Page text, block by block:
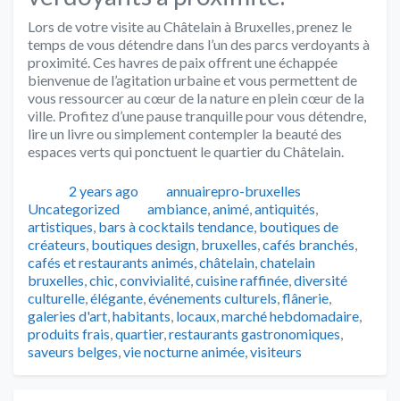
Lors de votre visite au Châtelain à Bruxelles, prenez le
temps de vous détendre dans l’un des parcs verdoyants à
proximité. Ces havres de paix offrent une échappée
bienvenue de l’agitation urbaine et vous permettent de
vous ressourcer au cœur de la nature en plein cœur de la
ville. Profitez d’une pause tranquille pour vous détendre,
lire un livre ou simplement contempler la beauté des
espaces verts qui ponctuent le quartier du Châtelain.
Publié2 years ago Auteur
annuairepro-bruxelles
Uncategorized
Tags
ambiance,animé,antiquités,
artistiques, bars à cocktails tendance, boutiques de
créateurs, boutiques design, bruxelles,cafés branchés,
cafés et restaurants animés,châtelain,chatelain
bruxelles,chic,convivialité,cuisine raffinée,diversité
culturelle,élégante,événements culturels,flânerie,
galeries d'art,habitants, locaux,marché hebdomadaire,
produits frais,quartier,restaurants gastronomiques,
saveurs belges,vie nocturne animée,visiteurs